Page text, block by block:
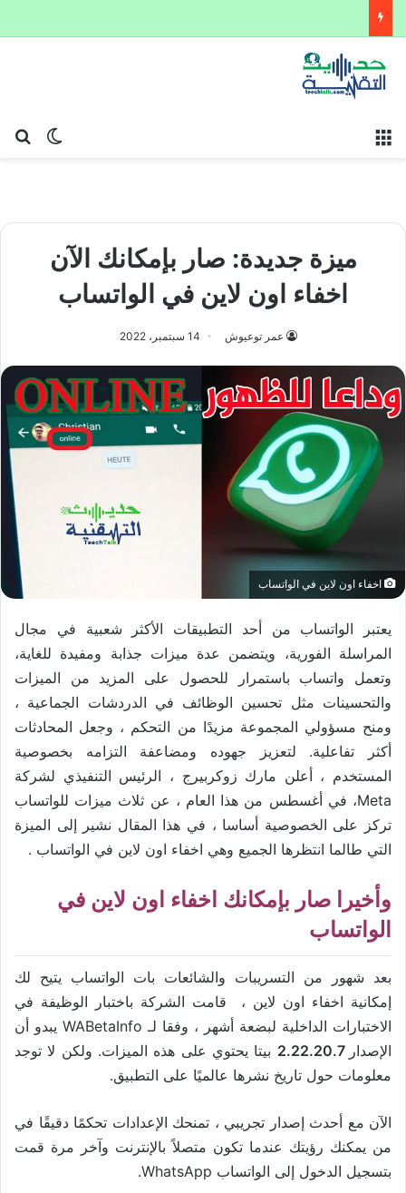
الوضع
ميزة جديدة: صار بإمكانك الآن
اخفاء اون لاين في الواتساب
عمر توعيوش 14 سبتمبر، 2022
اخفاء اون لاين في الواتساب
يعتبر الواتساب من أحد التطبيقات الأكثر شعبية في مجال
المراسلة الفورية، ويتضمن عدة ميزات جذابة ومفيدة للغاية،
وتعمل واتساب باستمرار للحصول على المزيد من الميزات
والتحسينات مثل تحسين الوظائف في الدردشات الجماعية ،
ومنح مسؤولي المجموعة مزيدًا من التحكم ، وجعل المحادثات
أكثر تفاعلية. لتعزيز جهوده ومضاعفة التزامه بخصوصية
المستخدم ، أعلن مارك زوكربيرج ، الرئيس التنفيذي لشركة
Meta، في أغسطس من هذا العام ، عن ثلاث ميزات للواتساب
تركز على الخصوصية أساسا ، في هذا المقال نشير إلى الميزة
التي طالما انتظرها الجميع وهي اخفاء اون لاين في الواتساب .
وأخيرا صار بإمكانك اخفاء اون لاين في
الواتساب
بعد شهور من التسريبات والشائعات بات الواتساب يتيح لك
إمكانية اخفاء اون لاين ، قامت الشركة باختبار الوظيفة في
الاختبارات الداخلية لبضعة أشهر ، وفقا لـ WABetaInfo يبدو أن
الإصدار2.22.20.7 بيتا يحتوي على هذه الميزات. ولكن لا توجد
معلومات حول تاريخ نشرها عالميًا على التطبيق.
الآن مع أحدث إصدار تجريبي ، تمنحك الإعدادات تحكمًا دقيقًا في
من يمكنك رؤيتك عندما تكون متصلاً بالإنترنت وآخر مرة قمت
بتسجيل الدخول إلى الواتساب WhatsApp.